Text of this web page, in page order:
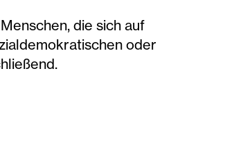
die sich auf
oder